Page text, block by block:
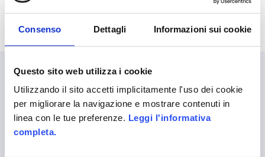
Consenso Dettagli Informazioni sui cookie
Questo sito web utilizza i cookie
Utilizzando il sito accetti implicitamente l'uso dei cookie
per migliorare la navigazione e mostrare contenuti in
linea con le tue preferenze. Leggi l'informativa
completa.
LANGUAGES
English